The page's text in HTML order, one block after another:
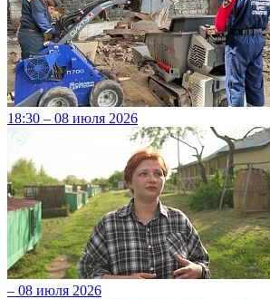
18:30 – 08 июля 2026
– 08 июля 2026